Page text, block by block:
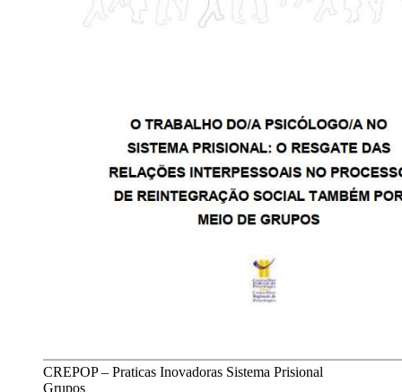
CREPOP – Praticas Inovadoras Sistema Prisional
Grupos